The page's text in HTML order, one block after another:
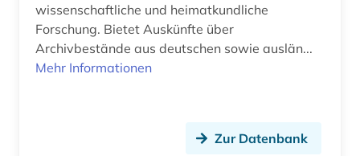
großbritannien (4)
gummi (1)
wissenschaftliche und heimatkundliche
Forschung. Bietet Auskünfte über
Archivbestände aus deutschen sowie auslän...
Mehr Informationen
Zur Datenbank